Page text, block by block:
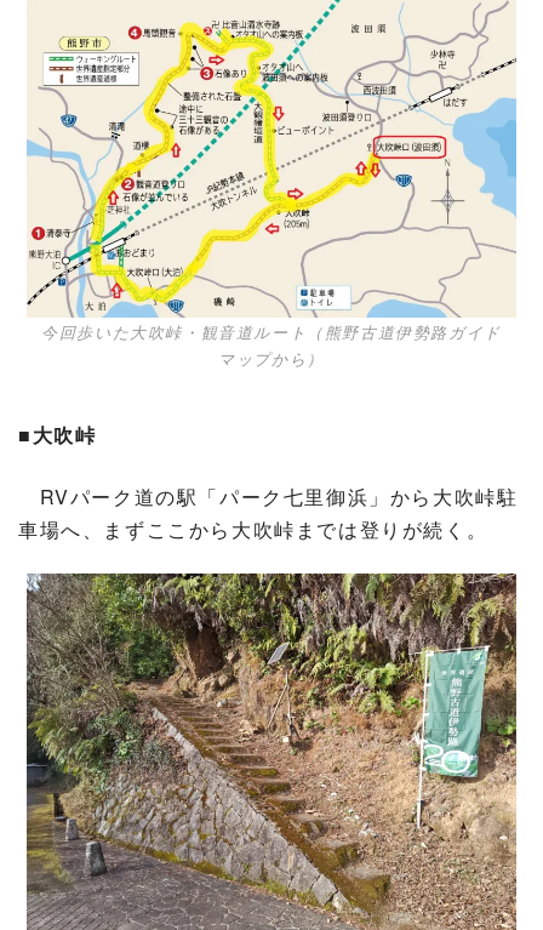
今回歩いた大吹峠・観音道ルート（熊野古道伊勢路ガイド
マップから）
■大吹峠
RVパーク道の駅「パーク七里御浜」から大吹峠駐
車場へ、まずここから大吹峠までは登りが続く。